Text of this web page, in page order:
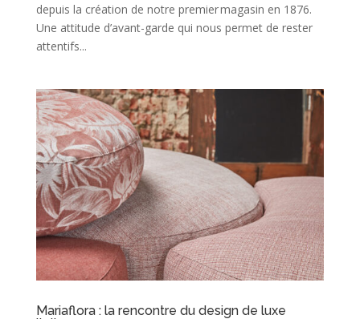
depuis la création de notre premier magasin en 1876.
Une attitude d’avant-garde qui nous permet de rester
attentifs...
Mariaflora : la rencontre du design de luxe